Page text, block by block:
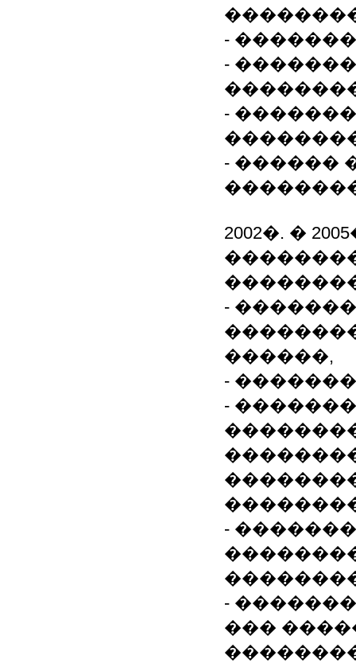
-
-
-
- ������
2002�. �
-
������,
-
-
-
-
���